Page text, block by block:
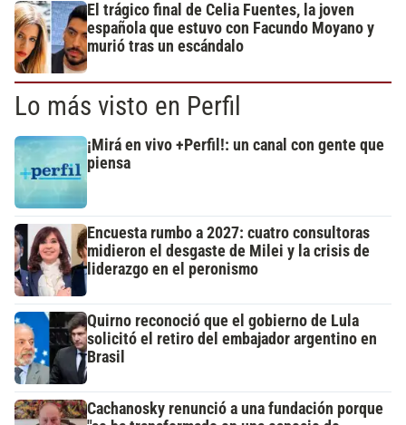
El trágico final de Celia Fuentes, la joven
española que estuvo con Facundo Moyano y
murió tras un escándalo
Lo más visto en Perfil
¡Mirá en vivo +Perfil!: un canal con gente que
piensa
Encuesta rumbo a 2027: cuatro consultoras
midieron el desgaste de Milei y la crisis de
liderazgo en el peronismo
Quirno reconoció que el gobierno de Lula
solicitó el retiro del embajador argentino en
Brasil
Cachanosky renunció a una fundación porque